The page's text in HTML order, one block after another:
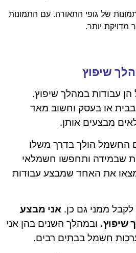
של גופי התאורה. עם התמונות
יותר.
שיפוץ
עבודות במהלך שיפוץ.
או בעסק וחשוב מאד
מבצעים אותן.
החשמל הולך בדרך משלו
שבמידה ותחפשו חשמלאי
את האחד שמבצע עבודות
ממני גם כן. אני מבצע
שיפוץ. ובמהלך השנים בהן אני
חשמל בבתים רבים.